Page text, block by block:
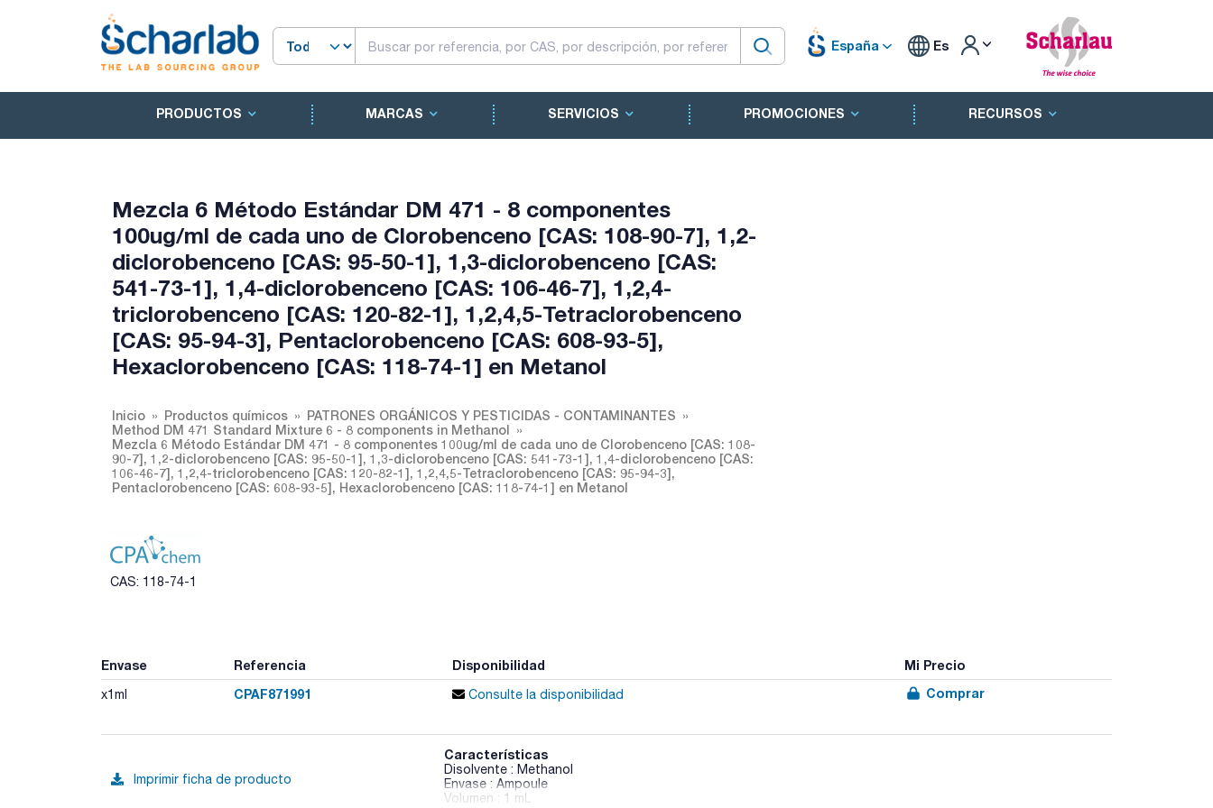
España Es
PRODUCTOS MARCAS SERVICIOS PROMOCIONES RECURSOS
Mezcla 6 Método Estándar DM 471 - 8 componentes
100ug/ml de cada uno de Clorobenceno [CAS: 108-90-7], 1,2-
diclorobenceno [CAS: 95-50-1], 1,3-diclorobenceno [CAS:
541-73-1], 1,4-diclorobenceno [CAS: 106-46-7], 1,2,4-
triclorobenceno [CAS: 120-82-1], 1,2,4,5-Tetraclorobenceno
[CAS: 95-94-3], Pentaclorobenceno [CAS: 608-93-5],
Hexaclorobenceno [CAS: 118-74-1] en Metanol
Inicio Productos químicos
PATRONES ORGÁNICOS Y PESTICIDAS - CONTAMINANTES
Method DM 471 Standard Mixture 6 - 8 components in Methanol
Mezcla 6 Método Estándar DM 471 - 8 componentes 100ug/ml de cada uno de Clorobenceno [CAS: 108-
90-7], 1,2-diclorobenceno [CAS: 95-50-1], 1,3-diclorobenceno [CAS: 541-73-1], 1,4-diclorobenceno [CAS:
106-46-7], 1,2,4-triclorobenceno [CAS: 120-82-1], 1,2,4,5-Tetraclorobenceno [CAS: 95-94-3],
Pentaclorobenceno [CAS: 608-93-5], Hexaclorobenceno [CAS: 118-74-1] en Metanol
CAS: 118-74-1
Envase Referencia Disponibilidad Mi Precio
x1ml CPAF871991 Consulte la disponibilidad Comprar
Imprimir ficha de producto
Características
Disolvente : Methanol
Envase : Ampoule
Volumen : 1 mL